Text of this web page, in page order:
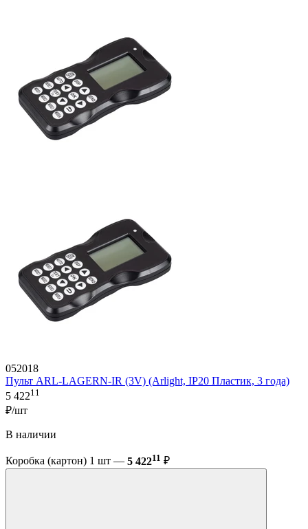
052018
Пульт ARL-LAGERN-IR (3V) (Arlight, IP20 Пластик, 3 года)
5 42211
₽/шт
В наличии
Коробка (картон) 1 шт — 5 42211 ₽